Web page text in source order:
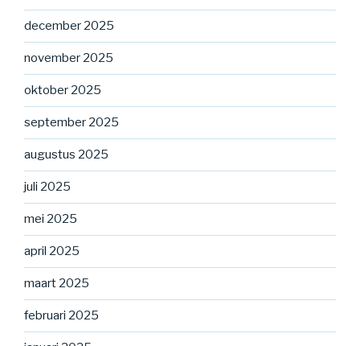
december 2025
november 2025
oktober 2025
september 2025
augustus 2025
juli 2025
mei 2025
april 2025
maart 2025
februari 2025